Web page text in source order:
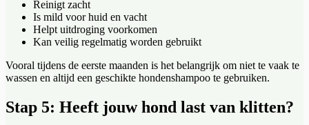
Reinigt zacht
Is mild voor huid en vacht
Helpt uitdroging voorkomen
Kan veilig regelmatig worden gebruikt
Vooral tijdens de eerste maanden is het belangrijk om niet te vaak te
wassen en altijd een geschikte hondenshampoo te gebruiken.
Stap 5: Heeft jouw hond last van klitten?